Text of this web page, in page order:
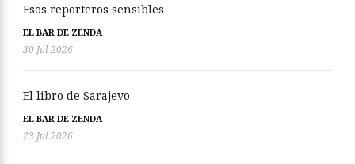
Esos reporteros sensibles
EL BAR DE ZENDA
30 Jul 2026
El libro de Sarajevo
EL BAR DE ZENDA
23 Jul 2026